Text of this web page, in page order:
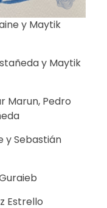
y Maytik
y Maytik
Marun, Pedro
y Sebastián
Estrello